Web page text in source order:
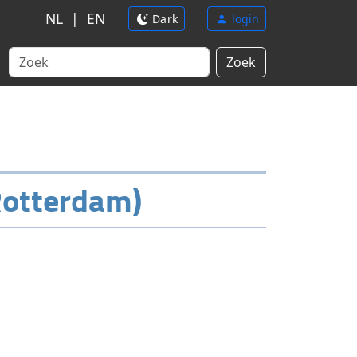
NL | EN Dark login
Zoek